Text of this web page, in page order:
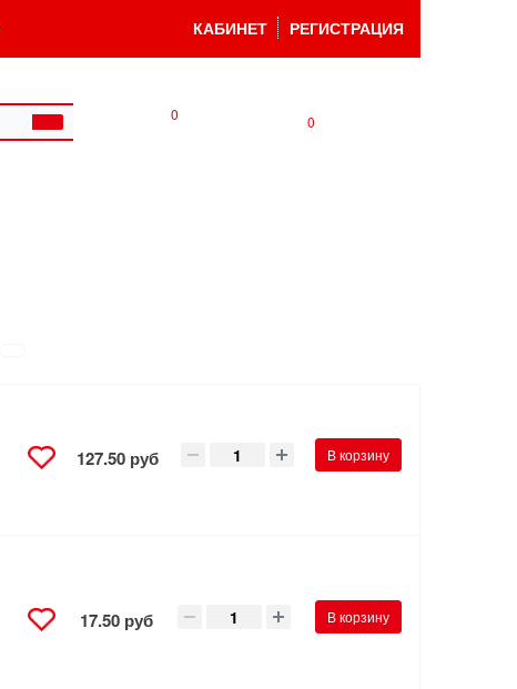
КАБИНЕТ РЕГИСТРАЦИЯ
0 0
127.50 руб В корзину
17.50 руб В корзину